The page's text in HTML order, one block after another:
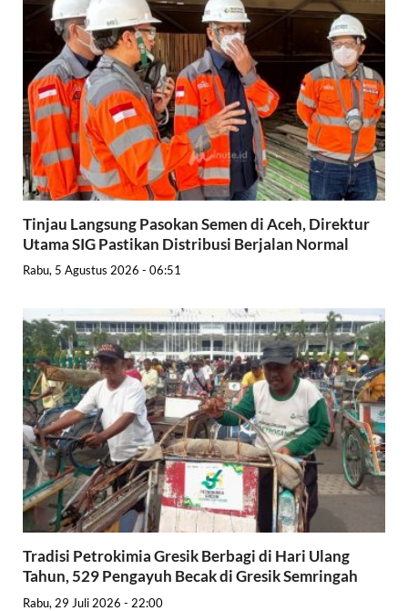
Tinjau Langsung Pasokan Semen di Aceh, Direktur
Utama SIG Pastikan Distribusi Berjalan Normal
Rabu, 5 Agustus 2026 - 06:51
Tradisi Petrokimia Gresik Berbagi di Hari Ulang
Tahun, 529 Pengayuh Becak di Gresik Semringah
Rabu, 29 Juli 2026 - 22:00